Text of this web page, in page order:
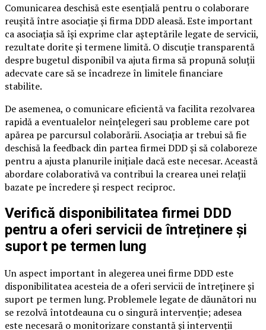
Comunicarea deschisă este esențială pentru o colaborare
reușită între asociație și firma DDD aleasă. Este important
ca asociația să își exprime clar așteptările legate de servicii,
rezultate dorite și termene limită. O discuție transparentă
despre bugetul disponibil va ajuta firma să propună soluții
adecvate care să se încadreze în limitele financiare
stabilite.
De asemenea, o comunicare eficientă va facilita rezolvarea
rapidă a eventualelor neînțelegeri sau probleme care pot
apărea pe parcursul colaborării. Asociația ar trebui să fie
deschisă la feedback din partea firmei DDD și să colaboreze
pentru a ajusta planurile inițiale dacă este necesar. Această
abordare colaborativă va contribui la crearea unei relații
bazate pe încredere și respect reciproc.
Verifică disponibilitatea firmei DDD
pentru a oferi servicii de întreținere și
suport pe termen lung
Un aspect important în alegerea unei firme DDD este
disponibilitatea acesteia de a oferi servicii de întreținere și
suport pe termen lung. Problemele legate de dăunători nu
se rezolvă întotdeauna cu o singură intervenție; adesea
este necesară o monitorizare constantă și intervenții